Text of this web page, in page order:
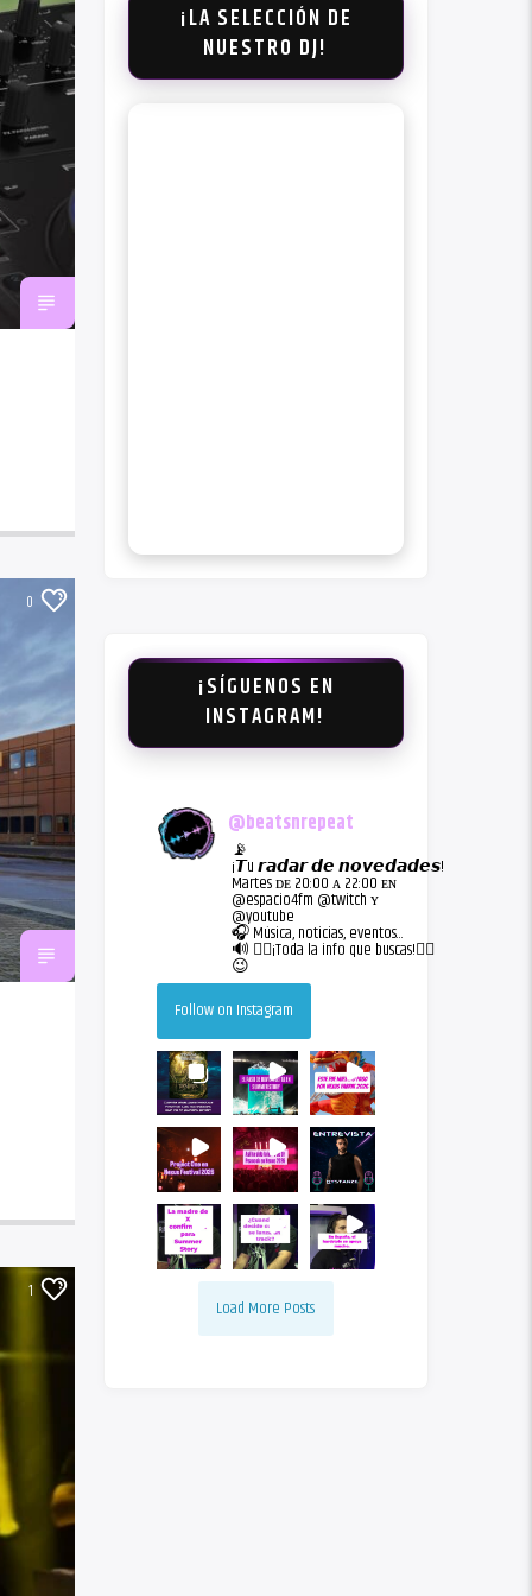
0
1
¡LA SELECCIÓN DE
NUESTRO DJ!
¡SÍGUENOS EN
INSTAGRAM!
@beatsnrepeat
📡
¡𝙏u 𝙧𝙖𝙙𝙖𝙧 𝙙𝙚 𝙣𝙤𝙫𝙚𝙙𝙖𝙙𝙚𝙨!
Martes ᴅᴇ 20:00 ᴀ 22:00 ᴇɴ
@espacio4fm @twitch ʏ
@youtube
🎧 Música, noticias, eventos...
🔊 👇🏻¡Toda la info que buscas!👇🏻
😉
Follow on Instagram
Load More Posts